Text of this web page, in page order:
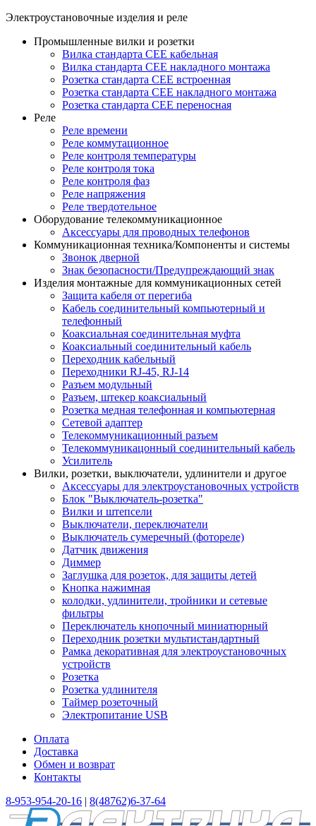
Электроустановочные изделия и реле
Промышленные вилки и розетки
Вилка стандарта CEE кабельная
Вилка стандарта CEE накладного монтажа
Розетка стандарта CEE встроенная
Розетка стандарта СЕЕ накладного монтажа
Розетка стандарта СЕЕ переносная
Реле
Реле времени
Реле коммутационное
Реле контроля температуры
Реле контроля тока
Реле контроля фаз
Реле напряжения
Реле твердотельное
Оборудование телекоммуникационное
Аксессуары для проводных телефонов
Коммуникационная техника/Компоненты и системы
Звонок дверной
Знак безопасности/Предупреждающий знак
Изделия монтажные для коммуникационных сетей
Защита кабеля от перегиба
Кабель соединительный компьютерный и
телефонный
Коаксиальная соединительная муфта
Коаксиальный соединительный кабель
Переходник кабельный
Переходники RJ-45, RJ-14
Разъем модульный
Разъем, штекер коаксиальный
Розетка медная телефонная и компьютерная
Сетевой адаптер
Телекоммуникационный разъем
Телекоммуникацонный соединительный кабель
Усилитель
Вилки, розетки, выключатели, удлинители и другое
Аксессуары для электроустановочных устройств
Блок "Выключатель-розетка"
Вилки и штепсели
Выключатели, переключатели
Выключатель сумеречный (фотореле)
Датчик движения
Диммер
Заглушка для розеток, для защиты детей
Кнопка нажимная
колодки, удлинители, тройники и сетевые
фильтры
Переключатель кнопочный миниатюрный
Переходник розетки мультистандартный
Рамка декоративная для электроустановочных
устройств
Розетка
Розетка удлинителя
Таймер розеточный
Электропитание USB
Оплата
Доставка
Обмен и возврат
Контакты
8-953-954-20-16 | 8(48762)6-37-64